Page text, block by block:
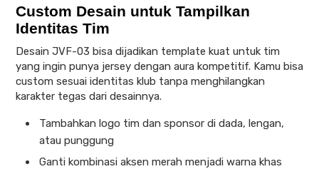
Custom Desain untuk Tampilkan
Identitas Tim
Desain JVF-03 bisa dijadikan template kuat untuk tim
yang ingin punya jersey dengan aura kompetitif. Kamu bisa
custom sesuai identitas klub tanpa menghilangkan
karakter tegas dari desainnya.
Tambahkan logo tim dan sponsor di dada, lengan,
atau punggung
Ganti kombinasi aksen merah menjadi warna khas